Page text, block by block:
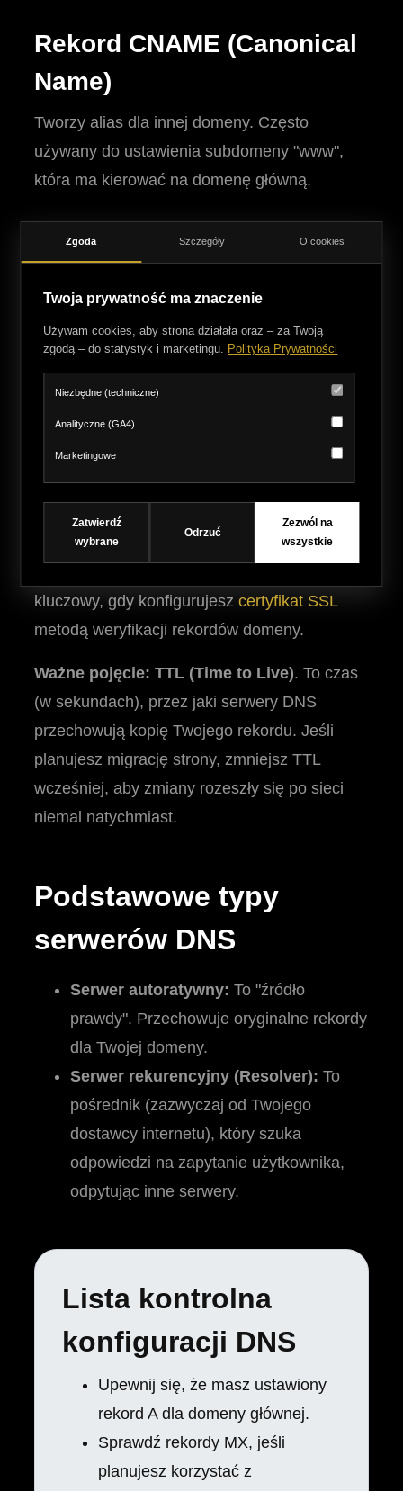
Rekord CNAME (Canonical
Name)
Tworzy alias dla innej domeny. Często
używany do ustawienia subdomeny "www",
która ma kierować na domenę główną.
Rekord MX (Mail Exchange)
serwery pocztowe obsługujące Twoją domenę.
Błędny rekord MX oznacza brak
przychodzących wiadomości.
Rekord TXT (Text Record)
Wykorzystywany do weryfikacji własności
domeny (np. w Google Search Console) oraz
do zabezpieczeń poczty (rekordy
SPF, DKIM,
DMARC), które chronią przed podszywaniem
kluczowy, gdy konfigurujesz certyfikat SSL
metodą weryfikacji rekordów domeny.
Ważne pojęcie: TTL (Time to Live). To czas
(w sekundach), przez jaki serwery DNS
przechowują kopię Twojego rekordu. Jeśli
planujesz migrację strony, zmniejsz TTL
wcześniej, aby zmiany rozeszły się po sieci
niemal natychmiast.
Podstawowe typy
serwerów DNS
Serwer autoratywny: To "źródło
prawdy". Przechowuje oryginalne rekordy
dla Twojej domeny.
Serwer rekurencyjny (Resolver): To
pośrednik (zazwyczaj od Twojego
dostawcy internetu), który szuka
odpowiedzi na zapytanie użytkownika,
odpytując inne serwery.
Lista kontrolna
konfiguracji DNS
Upewnij się, że masz ustawiony
rekord A dla domeny głównej.
Sprawdź rekordy MX, jeśli
planujesz korzystać z
Zgoda Szczegóły O cookies
Twoja prywatność ma znaczenie
Używam cookies, aby strona działała oraz – za Twoją
zgodą – do statystyk i marketingu. Polityka Prywatności
Niezbędne (techniczne)
Analityczne (GA4)
Marketingowe
Zatwierdź
wybrane
Odrzuć
Zezwól na
wszystkie